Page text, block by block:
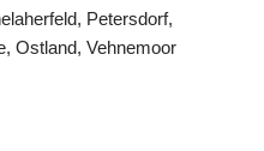
Petersdorf,
Ostland, Vehnemoor